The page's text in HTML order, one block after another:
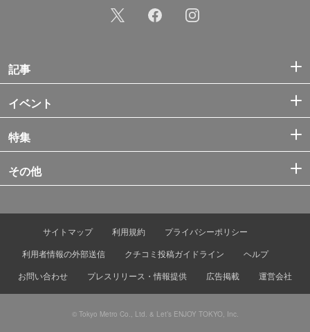
記事
イベント
特集
その他
サイトマップ 利用規約
プライバシーポリシー
利用者情報の外部送信
クチコミ投稿ガイドライン
ヘルプ
お問い合わせ
プレスリリース・情報提供 広告掲載 運営会社
© Tokyo Metro Co., Ltd. & Let’s ENJOY TOKYO, Inc.